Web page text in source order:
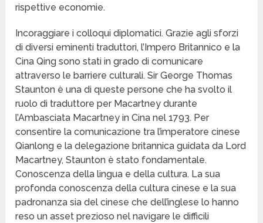
rispettive economie.
Incoraggiare i colloqui diplomatici. Grazie agli sforzi
di diversi eminenti traduttori, l’Impero Britannico e la
Cina Qing sono stati in grado di comunicare
attraverso le barriere culturali. Sir George Thomas
Staunton è una di queste persone che ha svolto il
ruolo di traduttore per Macartney durante
l’Ambasciata Macartney in Cina nel 1793. Per
consentire la comunicazione tra l’imperatore cinese
Qianlong e la delegazione britannica guidata da Lord
Macartney, Staunton è stato fondamentale.
Conoscenza della lingua e della cultura. La sua
profonda conoscenza della cultura cinese e la sua
padronanza sia del cinese che dell’inglese lo hanno
reso un asset prezioso nel navigare le difficili